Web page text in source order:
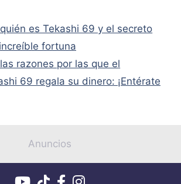
es Tekashi 69 y el secreto
fortuna
razones por las que el
69 regala su dinero: ¡Entérate
Anuncios